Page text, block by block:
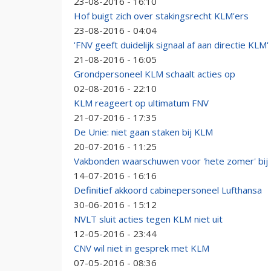
Hof buigt zich over stakingsrecht KLM'ers
23-08-2016 - 04:04
'FNV geeft duidelijk signaal af aan directie KLM'
21-08-2016 - 16:05
Grondpersoneel KLM schaalt acties op
02-08-2016 - 22:10
KLM reageert op ultimatum FNV
21-07-2016 - 17:35
De Unie: niet gaan staken bij KLM
20-07-2016 - 11:25
Vakbonden waarschuwen voor 'hete zomer' bij
14-07-2016 - 16:16
Definitief akkoord cabinepersoneel Lufthansa
30-06-2016 - 15:12
NVLT sluit acties tegen KLM niet uit
12-05-2016 - 23:44
CNV wil niet in gesprek met KLM
07-05-2016 - 08:36